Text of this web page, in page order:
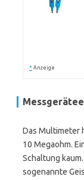
* Anzeige
Das Multimeter
10 Megaohm.
Schaltung
sogenannte